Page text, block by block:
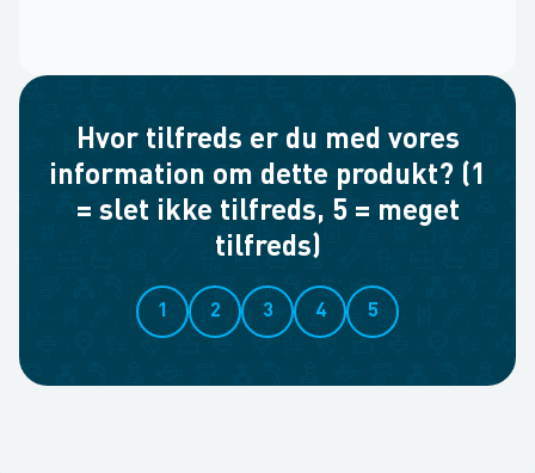
Hvor tilfreds er du med vores
information om dette produkt? (1
= slet ikke tilfreds, 5 = meget
tilfreds)
1 2 3 4 5